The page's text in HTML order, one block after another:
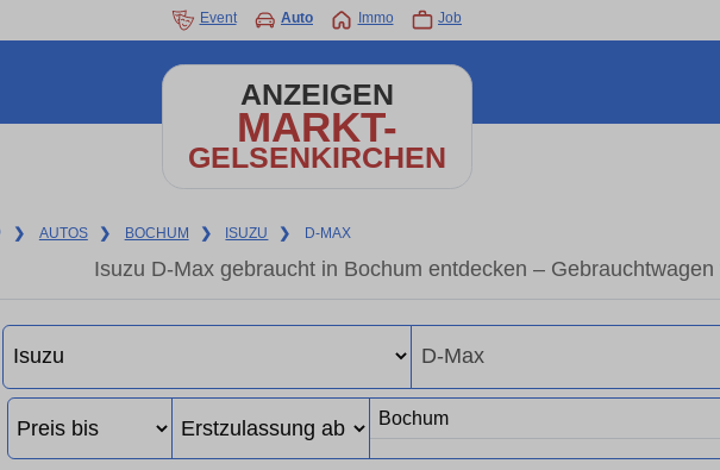
Event Auto Immo Job
ANZEIGEN
MARKT-
GELSENKIRCHEN
❯ AUTOS ❯ BOCHUM ❯ ISUZU ❯ D-MAX
Isuzu D-Max gebraucht in Bochum entdecken –